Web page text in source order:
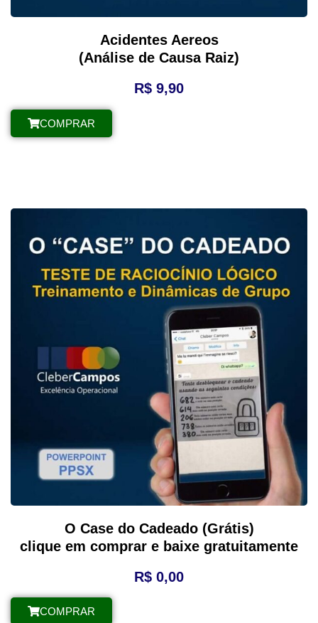
Acidentes Aereos
(Análise de Causa Raiz)
R$ 9,90
COMPRAR
O Case do Cadeado (Grátis)
clique em comprar e baixe gratuitamente
R$ 0,00
COMPRAR